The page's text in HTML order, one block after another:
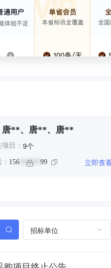
唐**、唐**、唐**
目： 9个
156****** 99 立即查
招标单位